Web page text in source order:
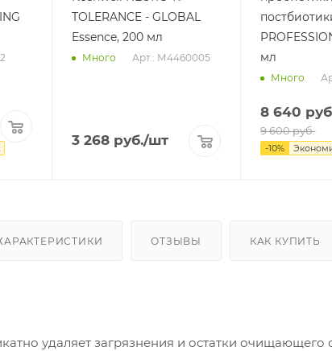
TOLERANCE - GLOBAL
Essence, 200 мл
Много Арт.: М4460005
3 268руб./шт
мл
Много
8 640
9 600руб.
-10%
ОТЗЫВЫ КАК КУПИТЬ
удаляет загрязнения и остатки очищающего